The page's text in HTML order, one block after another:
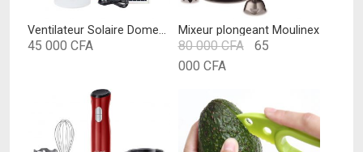
Ventilateur Solaire Domestique à vitesse de vent élevée Grand Vent Portable Batterie Rechargeable
45 000 CFA
Mixeur plongeant Moulinex
80 000CFA
Le
était :
80
000 CFA.
65
000 CFALe
actuel
est :
65